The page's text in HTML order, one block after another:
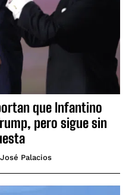
que Infantino
pero sigue sin
Palacios